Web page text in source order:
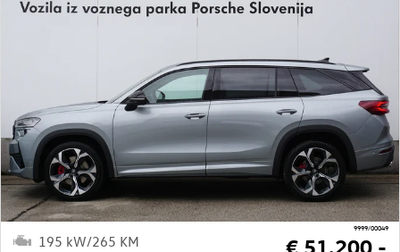
9999/00049
195 kW/265 KM
€ 51.200,-